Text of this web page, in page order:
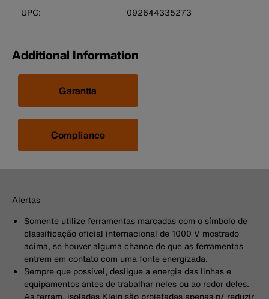
UPC: 092644335273
Additional Information
Garantia
Compliance
Alertas
Somente utilize ferramentas marcadas com o símbolo de
classificação oficial internacional de 1000 V mostrado
acima, se houver alguma chance de que as ferramentas
entrem em contato com uma fonte energizada.
Sempre que possível, desligue a energia das linhas e
equipamentos antes de trabalhar neles ou ao redor deles.
As ferram. isoladas Klein são projetadas apenas p/ reduzir